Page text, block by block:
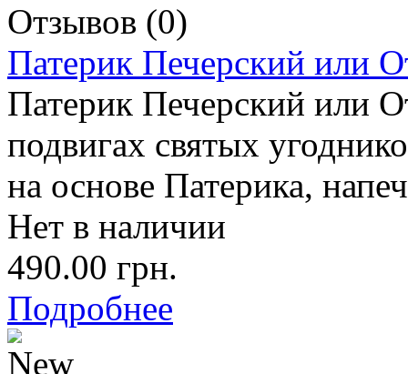
Отзывов (0)
Патерик Печерский или
Патерик Печерский или
подвигах святых
на основе Патерика,
Нет в наличии
490.00 грн.
Подробнее